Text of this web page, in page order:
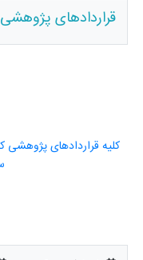
قراردادهای
کلیه قراردادهای